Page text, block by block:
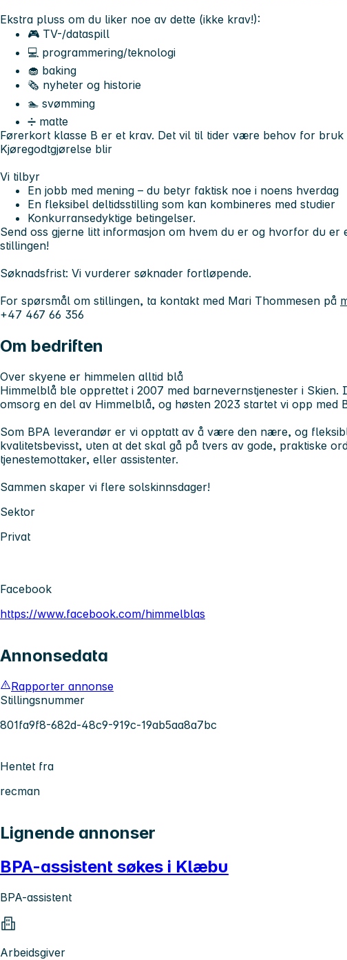
Ekstra pluss om du liker noe av dette (ikke krav!):
🎮 TV-/dataspill
💻 programmering/teknologi
🧁 baking
🗞️ nyheter og historie
🏊 svømming
➗ matte
Førerkort klasse B er et krav. Det vil til tider være behov for bruk
Kjøregodtgjørelse blir
Vi tilbyr
En jobb med mening – du betyr faktisk noe i noens hverdag
En fleksibel deltidsstilling som kan kombineres med studier
Konkurransedyktige betingelser.
Send oss gjerne litt informasjon om hvem du er og hvorfor du er
stillingen!
Søknadsfrist: Vi vurderer søknader fortløpende.
For spørsmål om stillingen, ta kontakt med Mari Thommesen på
+47 467 66 356
Om bedriften
Over skyene er himmelen alltid blå
Himmelblå ble opprettet i 2007 med barnevernstjenester i
omsorg en del av Himmelblå, og høsten 2023 startet vi opp med
Som BPA leverandør er vi opptatt av å være den nære, og
kvalitetsbevisst, uten at det skal gå på tvers av gode, praktiske
tjenestemottaker, eller assistenter.
Sammen skaper vi flere solskinnsdager!
Sektor
Privat
Facebook
https://www.facebook.com/himmelblas
Annonsedata
Rapporter annonse
Stillingsnummer
801fa9f8-682d-48c9-919c-19ab5aa8a7bc
Hentet fra
recman
Lignende annonser
BPA-assistent søkes i Klæbu
BPA-assistent
Arbeidsgiver